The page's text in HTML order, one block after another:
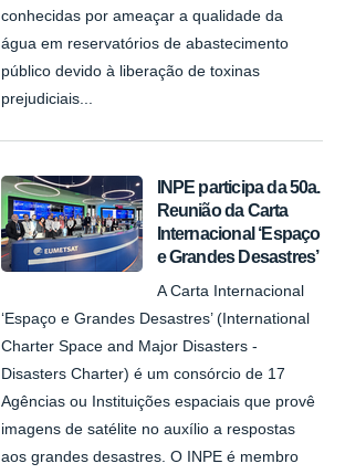
conhecidas por ameaçar a qualidade da
água em reservatórios de abastecimento
público devido à liberação de toxinas
prejudiciais...
INPE participa da 50a.
Reunião da Carta
Internacional ‘Espaço
e Grandes Desastres’
A Carta Internacional
‘Espaço e Grandes Desastres’ (International
Charter Space and Major Disasters -
Disasters Charter) é um consórcio de 17
Agências ou Instituições espaciais que provê
imagens de satélite no auxílio a respostas
aos grandes desastres. O INPE é membro